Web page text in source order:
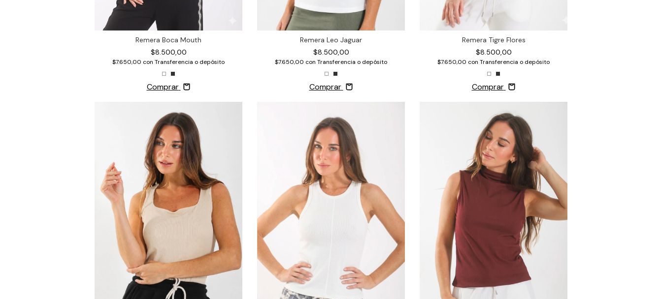
Remera Boca Mouth
$8.500,00
$7.650,00 con Transferencia o depósito
Comprar
Remera Leo Jaguar
$8.500,00
$7.650,00 con Transferencia o depósito
Comprar
Remera Tigre Flores
$8.500,00
$7.650,00 con Transferencia o depósito
Comprar